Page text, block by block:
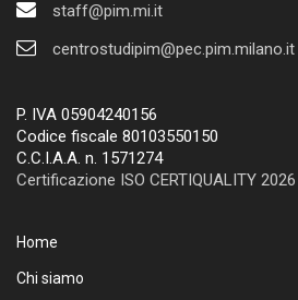
staff@pim.mi.it
centrostudipim@pec.pim.milano.it
P. IVA 05904240156
Codice fiscale 80103550150
C.C.I.A.A. n. 1571274
Certificazione ISO CERTIQUALITY 2026
Home
Chi siamo